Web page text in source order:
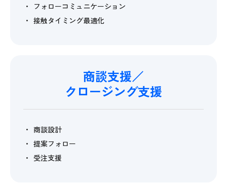
フォローコミュニケーション
接触タイミング最適化
商談支援／
クロージング支援
商談設計
提案フォロー
受注支援